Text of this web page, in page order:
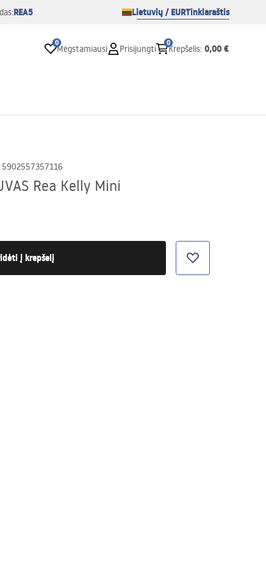
REA5 Lietuvių / EURTinklaraštis
0
Mėgstamiausi Prisijungti
0
Krepšelis: 0,00 €
5902557357116
Rea Kelly Mini
į krepšelį